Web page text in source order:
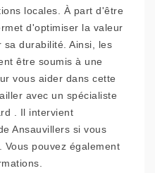
locales. À part d'être
d'optimiser la valeur
durabilité. Ainsi, les
être soumis à une
vous aider dans cette
avec un spécialiste
. Il intervient
Ansauvillers si vous
Vous pouvez également